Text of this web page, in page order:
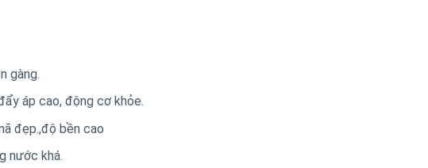
gàng.
áp cao, động cơ khỏe.
đẹp.,độ bền cao
nước khá.